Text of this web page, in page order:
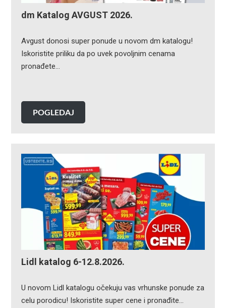
dm Katalog AVGUST 2026.
Avgust donosi super ponude u novom dm katalogu!
Iskoristite priliku da po uvek povoljnim cenama
pronađete…
POGLEDAJ
Lidl katalog 6-12.8.2026.
U novom Lidl katalogu očekuju vas vrhunske ponude za
celu porodicu! Iskoristite super cene i pronađite…